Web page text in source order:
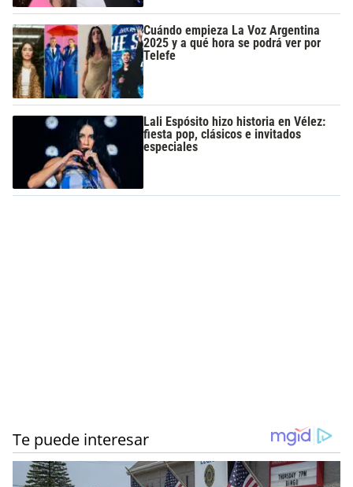
Cuándo empieza La Voz Argentina
2025 y a qué hora se podrá ver por
Telefe
Lali Espósito hizo historia en Vélez:
fiesta pop, clásicos e invitados
especiales